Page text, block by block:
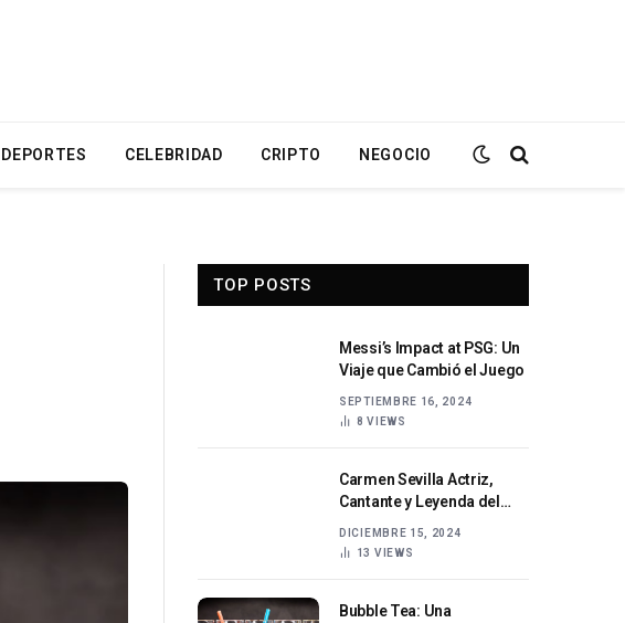
DEPORTES CELEBRIDAD CRIPTO NEGOCIO
TOP POSTS
Messi’s Impact at PSG: Un
Viaje que Cambió el Juego
SEPTIEMBRE 16, 2024
8VIEWS
Carmen Sevilla Actriz,
Cantante y Leyenda del
DICIEMBRE 15, 2024
13 VIEWS
Bubble Tea: Una